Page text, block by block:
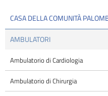
CASA DELLA COMUNITÀ
AMBULATORI
Ambulatorio di Cardiologia
Ambulatorio di Chirurgia